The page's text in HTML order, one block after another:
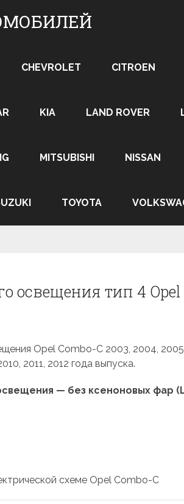
CHEVROLET CITROEN
KIA LAND ROVER
MITSUBISHI NISSAN
TOYOTA
освещения тип 4 Opel
Opel Combo-С 2003, 2004,
2011, 2012 года выпуска.
— без ксеноновых фар
схеме Opel Combo-С